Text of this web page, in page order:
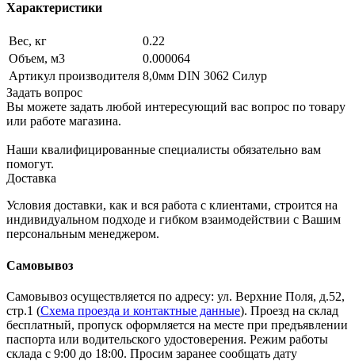
Характеристики
Вес, кг
0.22
Объем, м3
0.000064
Артикул производителя 8,0мм DIN 3062 Силур
Задать вопрос
Вы можете задать любой интересующий вас вопрос по товару
или работе магазина.
Наши квалифицированные специалисты обязательно вам
помогут.
Доставка
Условия доставки, как и вся работа с клиентами, строится на
индивидуальном подходе и гибком взаимодействии с Вашим
персональным менеджером.
Самовывоз
Самовывоз осуществляется по адресу: ул. Верхние Поля, д.52,
стр.1 (Схема проезда и контактные данные). Проезд на склад
бесплатный, пропуск оформляется на месте при предъявлении
паспорта или водительского удостоверения. Режим работы
склада с 9:00 до 18:00. Просим заранее сообщать дату